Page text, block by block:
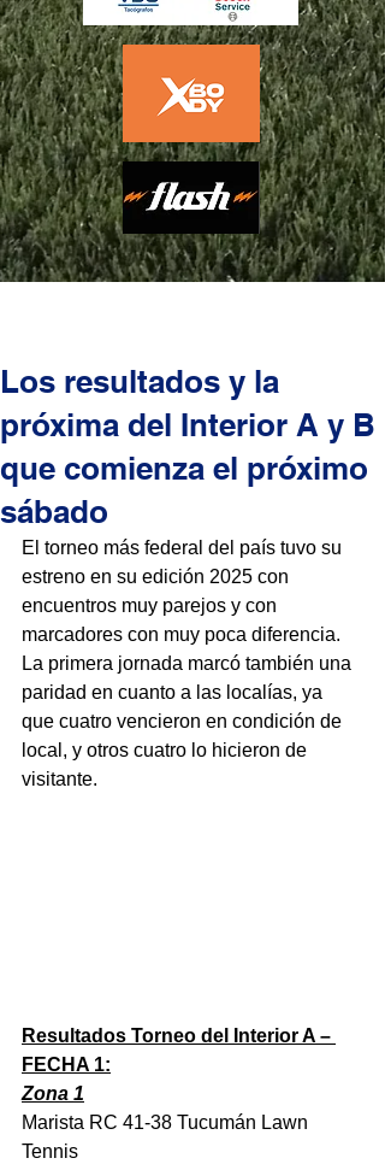
Los resultados y la
próxima del Interior A y B
que comienza el próximo
sábado
El torneo más federal del país tuvo su
estreno en su edición 2025 con
encuentros muy parejos y con
marcadores con muy poca diferencia.
La primera jornada marcó también una
paridad en cuanto a las localías, ya
que cuatro vencieron en condición de
local, y otros cuatro lo hicieron de
visitante.
Resultados Torneo del Interior A –
FECHA 1:
Zona 1
Marista RC 41-38 Tucumán Lawn
Tennis